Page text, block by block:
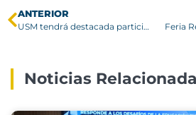
ANTERIOR
USM tendrá destacada participación en observatorio de rayos gamma primero de su tipo en el hemisferio sur
Noticias